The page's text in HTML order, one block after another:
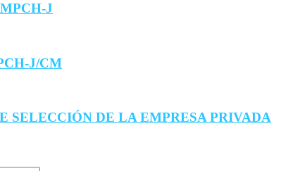
J
J/CM
SELECCIÓN DE LA EMPRESA PRIVADA